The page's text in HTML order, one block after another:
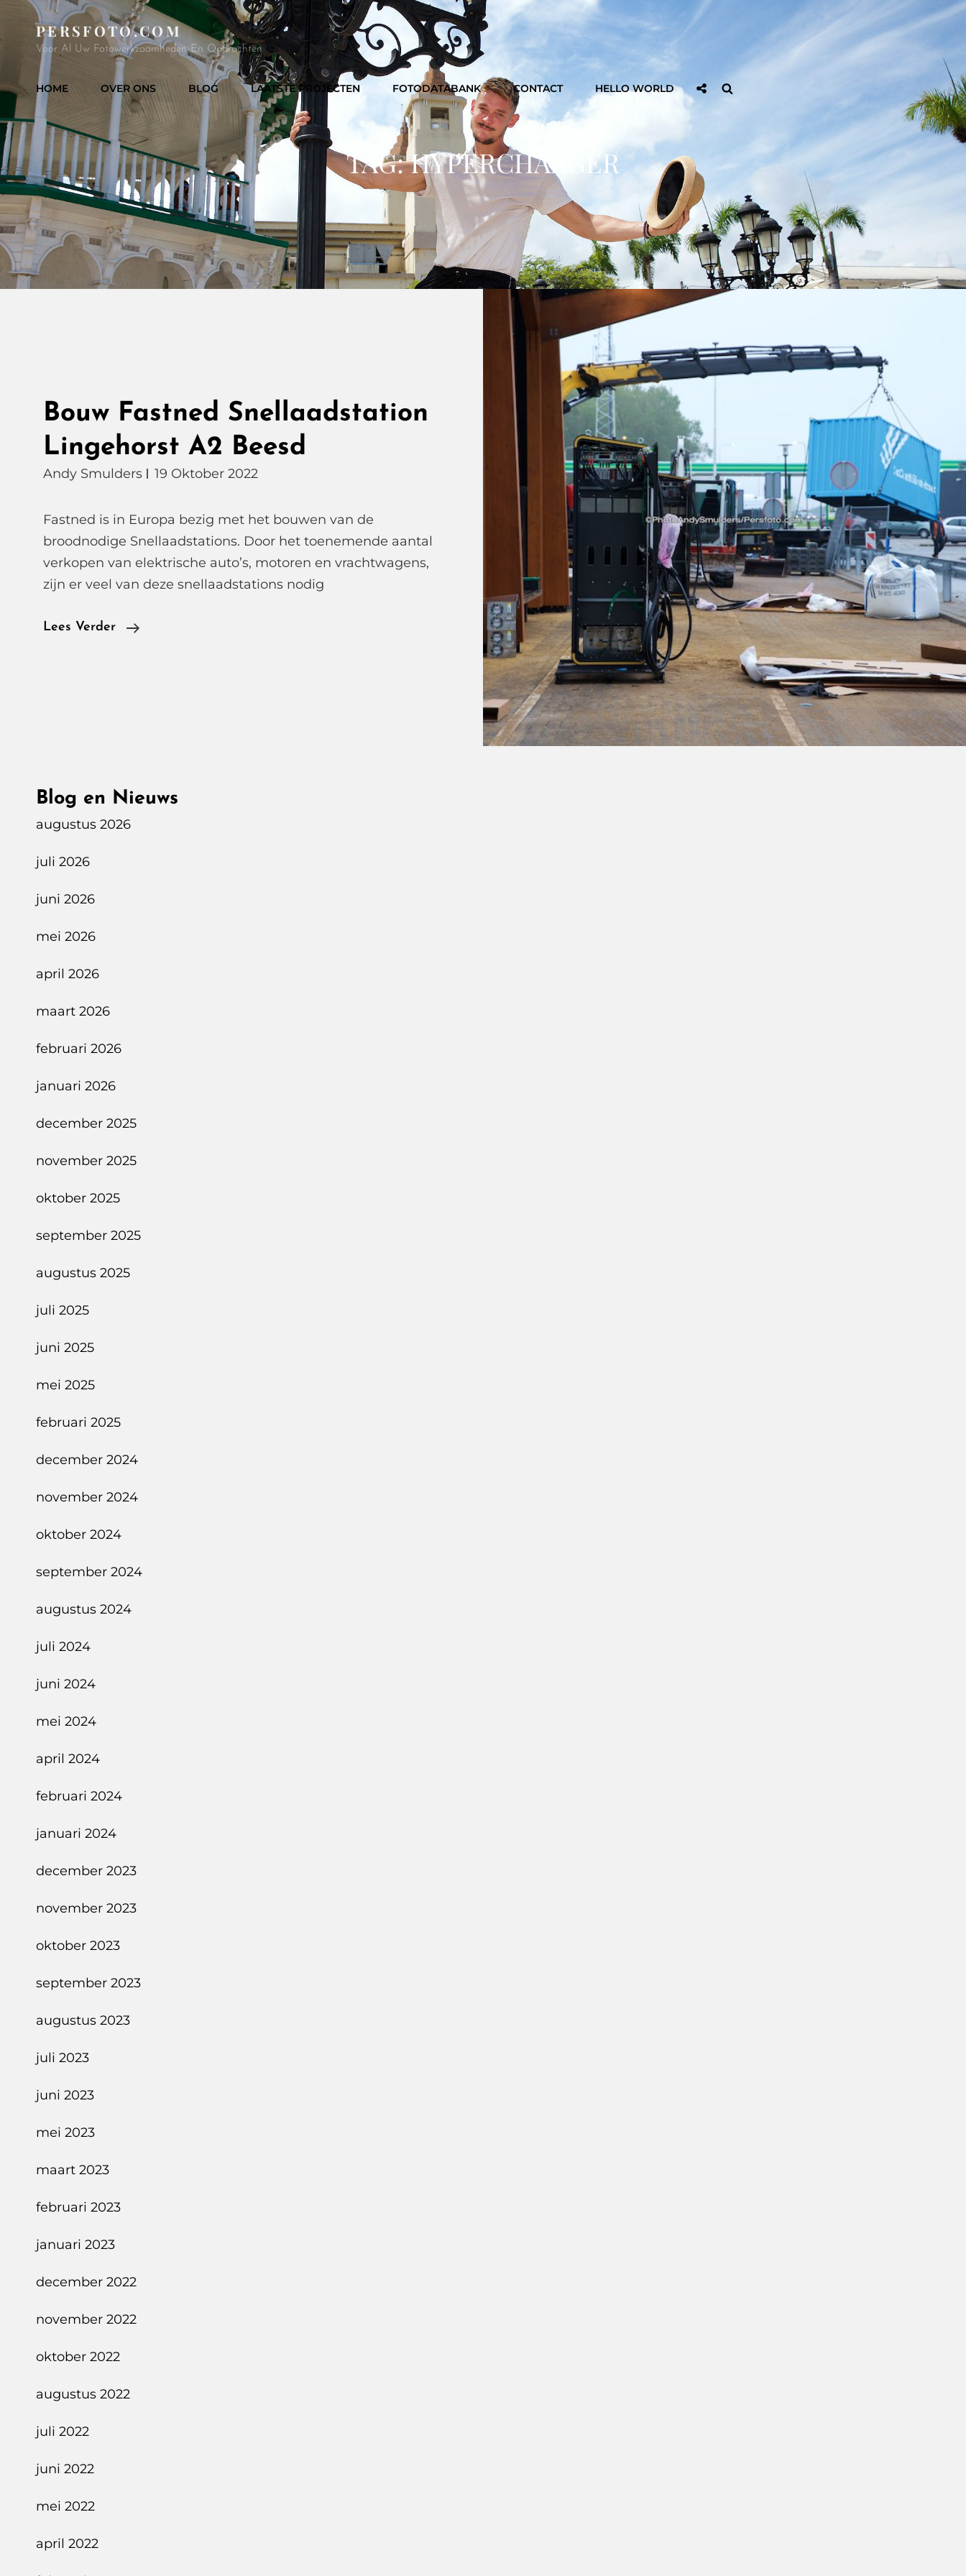
PERSFOTO.COM
Voor Al Uw Fotowerkzaamheden En Opdrachten
HOME OVER ONS BLOG LAATSTE PROJECTEN FOTODATABANK CONTACT HELLO WORLD
Sociaal
TAG:HYPERCHARGER
Bouw Fastned Snellaadstation
Lingehorst A2 Beesd
Andy Smulders 19 Oktober 2022
Fastned is in Europa bezig met het bouwen van de
broodnodige Snellaadstations. Door het toenemende aantal
verkopen van elektrische auto’s, motoren en vrachtwagens,
zijn er veel van deze snellaadstations nodig
Lees Verder
Bouw
Blog en Nieuws
augustus 2026
juli 2026
juni 2026
mei 2026
april 2026
maart 2026
februari 2026
januari 2026
december 2025
november 2025
oktober 2025
september 2025
augustus 2025
juli 2025
juni 2025
mei 2025
februari 2025
december 2024
november 2024
oktober 2024
september 2024
augustus 2024
juli 2024
juni 2024
mei 2024
april 2024
februari 2024
januari 2024
december 2023
november 2023
oktober 2023
september 2023
augustus 2023
juli 2023
juni 2023
mei 2023
maart 2023
februari 2023
januari 2023
december 2022
november 2022
oktober 2022
augustus 2022
juli 2022
juni 2022
mei 2022
april 2022